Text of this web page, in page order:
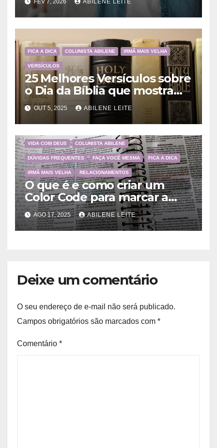
FEV 7, 2026 ABILENE LEITE
FICA A DICA COLUNISTA ABILENE IRMÃ MAIS VELHA
VERSÍCULOS
25 Melhores Versículos sobre
o Dia da Bíblia que mostram
a importância da Palavra de
Deus
OUT 5, 2025 ABILENE LEITE
VIDA COM DEUS COLUNISTA ABILENE
DÚVIDAS FREQUENTES FAÇA VOCÊ MESMA FICA A DICA
IRMÃ MAIS VELHA RELACIONAMENTOS
O que é e como criar um
Color Code para marcar a
Bíblia?
AGO 17, 2025 ABILENE LEITE
Deixe um comentário
O seu endereço de e-mail não será publicado.
Campos obrigatórios são marcados com *
Comentário *